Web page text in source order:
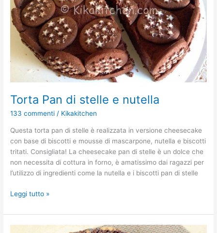
Torta Pan di stelle e nutella
133 commenti / Kikakitchen
Questa torta pan di stelle è realizzata in versione cheesecake
con base di biscotti e mousse di mascarpone, nutella e biscotti
tritati. Consigliata! La cheesecake pan di stelle è un dolce che
non necessita di cottura in forno, è amatissimo dai ragazzi per
l’utilizzo di ingredienti come la nutella e i biscotti pan di stelle
Leggi tutto »